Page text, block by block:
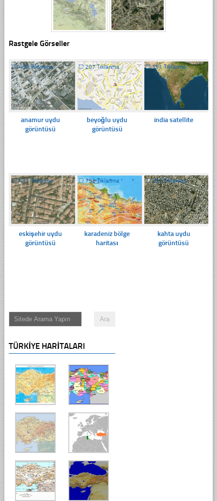
Rastgele Görseller
☐439 Tıklanma
anamur uydu
görüntüsü
☐207 Tıklanma
beyoğlu uydu
görüntüsü
☐191 Tıklanma
india satellite
☐431 Tıklanma
eskişehir uydu
görüntüsü
☐752 Tıklanma
karadeniz bölge
haritası
☐352 Tıklanma
kahta uydu
görüntüsü
TÜRKIYE HARITALARI